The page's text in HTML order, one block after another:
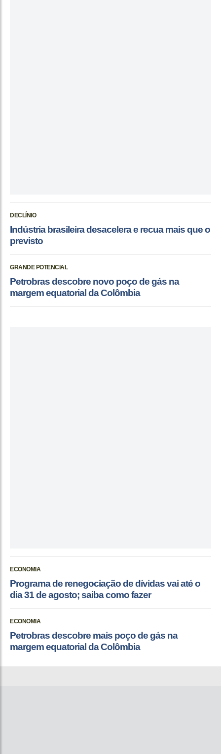
DECLÍNIO
Indústria brasileira desacelera e recua mais que o
previsto
GRANDE POTENCIAL
Petrobras descobre novo poço de gás na
margem equatorial da Colômbia
ECONOMIA
Programa de renegociação de dívidas vai até o
dia 31 de agosto; saiba como fazer
ECONOMIA
Petrobras descobre mais poço de gás na
margem equatorial da Colômbia